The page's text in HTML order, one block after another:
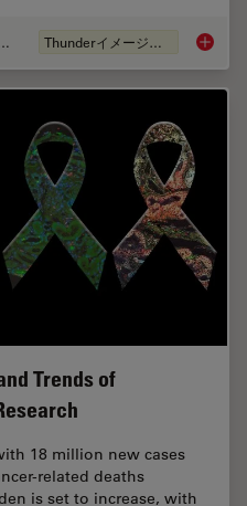
ぺーパー Thunderイメージング Fast,
Trends of
18 million new cases
related deaths
is set to increase, with